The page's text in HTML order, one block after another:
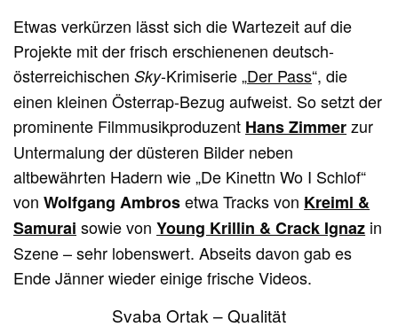
Etwas verkürzen lässt sich die Wartezeit auf die
Projekte mit der frisch erschienenen deutsch-
österreichischenSky-Krimiserie „Der Pass“, die
einen kleinen Österrap-Bezug aufweist. So setzt der
prominente Filmmusikproduzent Hans Zimmerzur
Untermalung der düsteren Bilder neben
altbewährten Hadern wie „De Kinettn Wo I Schlof“
vonWolfgang Ambrosetwa Tracks von Kreiml &
Samurai sowie vonYoung Krillin & Crack Ignaz in
Szene – sehr lobenswert. Abseits davon gab es
Ende Jänner wieder einige frische Videos.
Svaba Ortak – Qualität